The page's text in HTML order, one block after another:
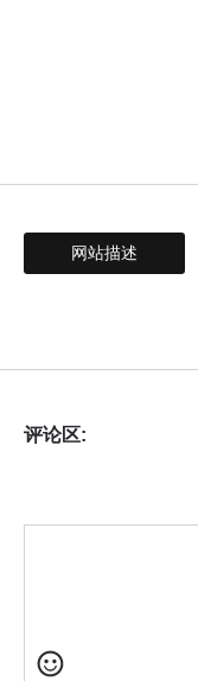
网站描述
评论区: